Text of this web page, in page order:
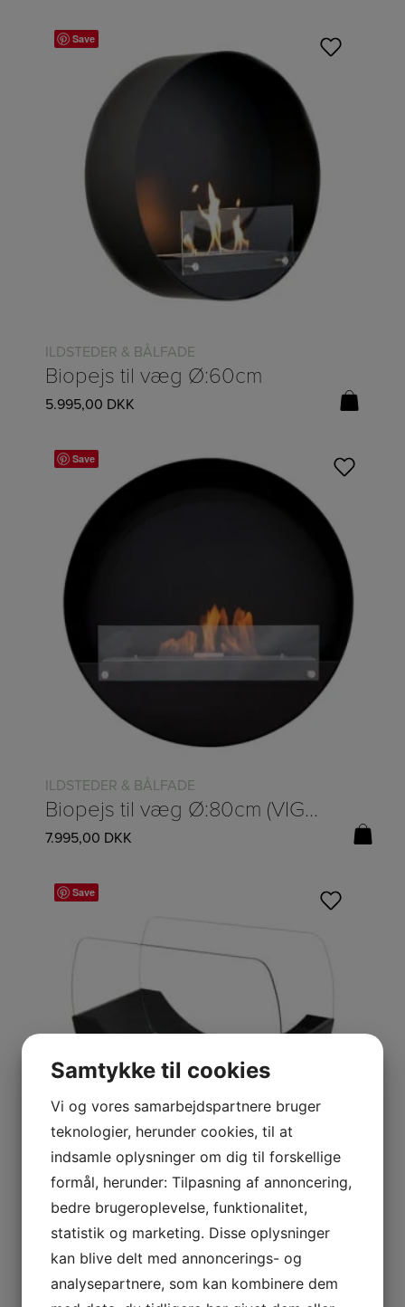
Save
ILDSTEDER & BÅLFADE
Biopejs til væg Ø:60cm
5.995,00 DKK
Save
ILDSTEDER & BÅLFADE
Biopejs til væg Ø:80cm (VIGTIGT: FØRST PÅ LAGER 25/5-2026)
7.995,00 DKK
Save
ILDSTEDER & BÅLFADE
Bord-biopejs 30x40cm
1.795,00DKK
Samtykke til cookies
Vi og vores samarbejdspartnere bruger
teknologier, herunder cookies, til at
indsamle oplysninger om dig til forskellige
formål, herunder: Tilpasning af annoncering,
bedre brugeroplevelse, funktionalitet,
statistik og marketing. Disse oplysninger
kan blive delt med annoncerings- og
analysepartnere, som kan kombinere dem